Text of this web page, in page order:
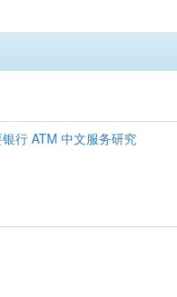
行 ATM 中文服务研究